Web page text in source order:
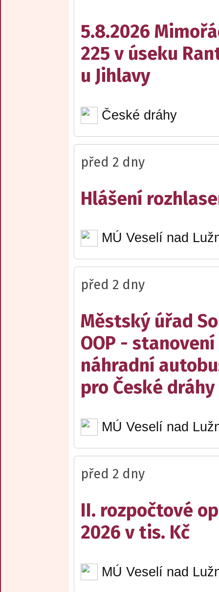
5.8.2026
225 v úseku
u Jihlavy
České dráhy
před 2 dny
Hlášení
MÚ Veselí nad
před 2 dny
Městský úřad
OOP -
náhradní
pro České dráhy
MÚ Veselí nad
před 2 dny
II. rozpočtové
2026 v tis. Kč
MÚ Veselí nad